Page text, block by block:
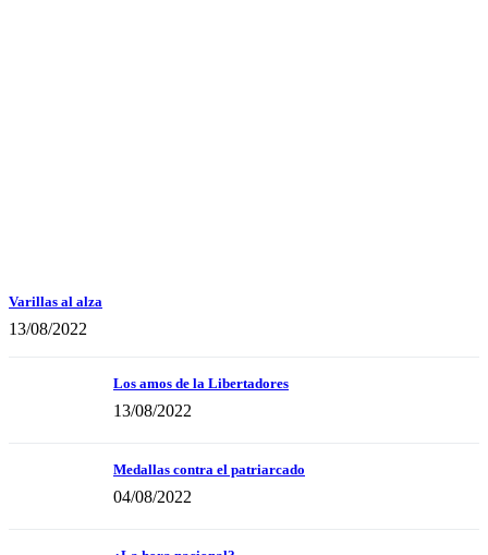
Varillas al alza
13/08/2022
Los amos de la Libertadores
13/08/2022
Medallas contra el patriarcado
04/08/2022